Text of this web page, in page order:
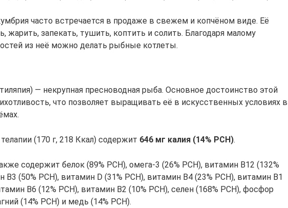
часто встречается в продаже в свежем и копчёном виде. Её
жарить, запекать, тушить, коптить и солить. Благодаря малому
из неё можно делать рыбные котлеты.
— некрупная пресноводная рыба. Основное достоинство этой
что позволяет выращивать её в искусственных условиях в
(170 г, 218 Ккал) содержит 646 мг калия (14% РСН).
содержит белок (89% РСН), омега-3 (26% РСН), витамин В12 (132%
В3 (50% РСН), витамин D (31% РСН), витамин В4 (23% РСН), витамин В1
В6 (12% РСН), витамин В2 (10% РСН), селен (168% РСН), фосфор
(14% РСН) и медь (14% РСН).